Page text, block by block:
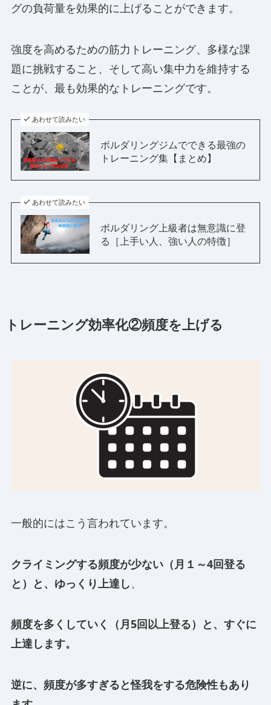
グの負荷量を効果的に上げることができます。
強度を高めるための筋力トレーニング、多様な課
題に挑戦すること、そして高い集中力を維持する
ことが、最も効果的なトレーニングです。
あわせて読みたい
ボルダリングジムでできる最強の
トレーニング集【まとめ】
あわせて読みたい
ボルダリング上級者は無意識に登
る［上手い人、強い人の特徴］
トレーニング効率化②頻度を上げる
一般的にはこう言われています。
クライミングする頻度が少ない（月１～4回登る
と）と、ゆっくり上達し、
頻度を多くしていく（月5回以上登る）と、すぐに
上達します。
逆に、頻度が多すぎると怪我をする危険性もあり